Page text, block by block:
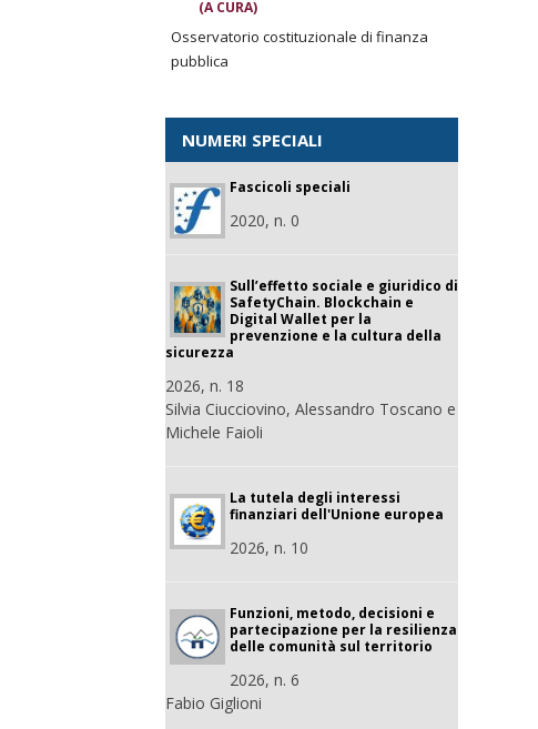
(A CURA)
Osservatorio costituzionale di finanza
pubblica
NUMERI SPECIALI
Fascicoli speciali
2020, n. 0
Sull’effetto sociale e giuridico di
SafetyChain. Blockchain e
Digital Wallet per la
prevenzione e la cultura della
sicurezza
2026, n. 18
Silvia Ciucciovino, Alessandro Toscano e
Michele Faioli
La tutela degli interessi
finanziari dell'Unione europea
2026, n. 10
Funzioni, metodo, decisioni e
partecipazione per la resilienza
delle comunità sul territorio
2026, n. 6
Fabio Giglioni